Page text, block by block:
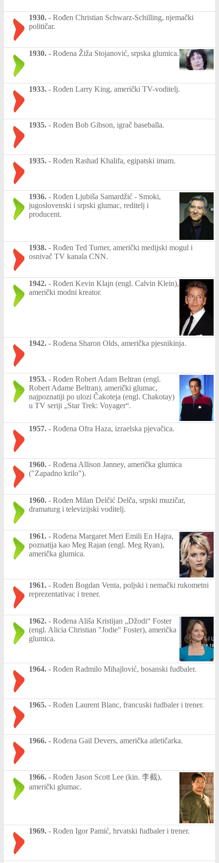
1930. - Rođen Christian Schwarz-Schilling, njemački
političar.
1930. - Rođena Žiža Stojanović, srpska glumica.
1933. - Rođen Larry King, američki TV-voditelj.
1935. - Rođen Bob Gibson, igrač baseballa.
1935. - Rođen Rashad Khalifa, egipatski imam.
1936. - Rođen Ljubiša Samardžić - Smoki,
jugoslovenski i srpski glumac, reditelj i
producent.
1938. - Rođen Ted Turner, američki medijski mogul i
osnivač TV kanala CNN.
1942. - Rođen Kevin Klajn (engl. Calvin Klein),
američki modni kreator.
1942. - Rođena Sharon Olds, američka pjesnikinja.
1953. - Rođen Robert Adam Beltran (engl.
Robert Adame Beltran), američki glumac,
najpoznatiji po ulozi Čakoteja (engl. Chakotay)
u TV seriji „Star Trek: Voyager“.
1957. - Rođena Ofra Haza, izraelska pjevačica.
1960. - Rođena Allison Janney, američka glumica
("Zapadno krilo").
1960. - Rođen Milan Delčić Delča, srpski muzičar,
dramaturg i televizijski voditelj.
1961. - Rođena Margaret Meri Emili En Hajra,
poznatija kao Meg Rajan (engl. Meg Ryan),
američka glumica.
1961. - Rođen Bogdan Venta, poljski i nemački rukometni
reprezentativac i trener.
1962. - Rođena Ališa Kristijan „Džodi“ Foster
(engl. Alicia Christian "Jodie" Foster), američka
glumica.
1964. - Rođen Radmilo Mihajlović, bosanski fudbaler.
1965. - Rođen Laurent Blanc, francuski fudbaler i trener.
1966. - Rođena Gail Devers, američka atletičarka.
1966. - Rođen Jason Scott Lee (kin. 李截),
američki glumac.
1969. - Rođen Igor Pamić, hrvatski fudbaler i trener.